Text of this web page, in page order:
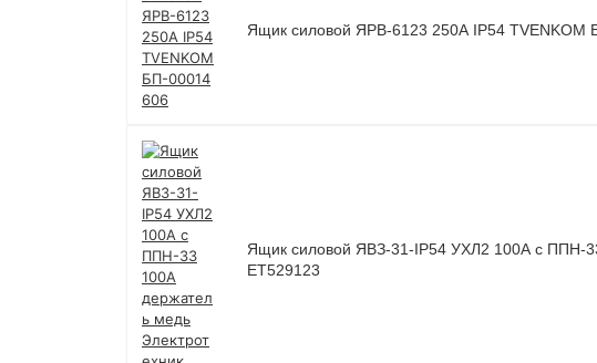
Ящик силовой ЯРВ-6123 250А IP54 TVENKOM
Ящик силовой ЯВЗ-31-IP54 УХЛ2 100А с ППН-
ET529123